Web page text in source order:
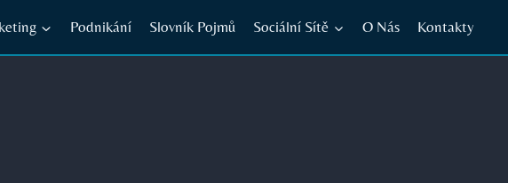
Podnikání Slovník Pojmů Sociální Sítě O Nás Kontakty